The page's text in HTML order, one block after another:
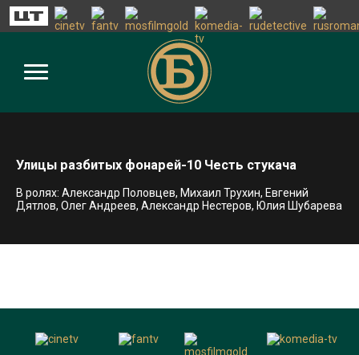
Улицы разбитых фонарей-10 Честь стукача
В ролях: Александр Половцев, Михаил Трухин, Евгений
Дятлов, Олег Андреев, Александр Нестеров, Юлия Шубарева